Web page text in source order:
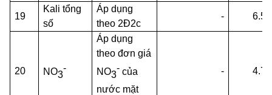
19
Kali tổng
số
Áp dụng
theo 2Đ2c
-
20 NO3
-
Áp dụng
theo đơn giá
NO3
- của
nước mặt
-